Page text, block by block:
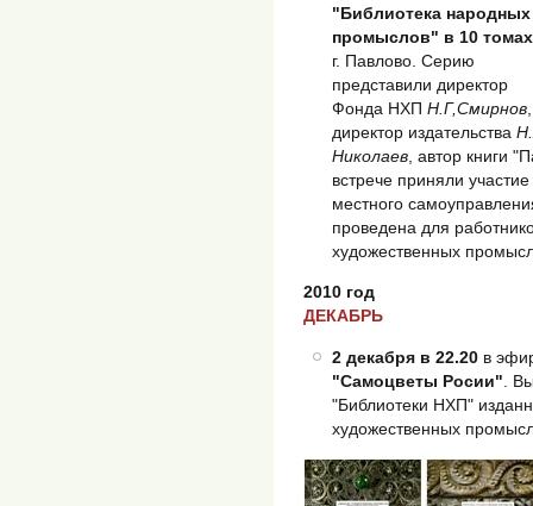
"Библиотека народных
промыслов" в 10 томах
г. Павлово. Серию
представили директор
Фонда НХП Н.Г,Смирнов
директор издательства
Николаев , автор книги
встрече приняли
местного
проведена для
художественных
2010 год
ДЕКАБРЬ
2 декабря в 22.20 в
"Самоцветы Росии".
"Библиотеки НХП"
художественных